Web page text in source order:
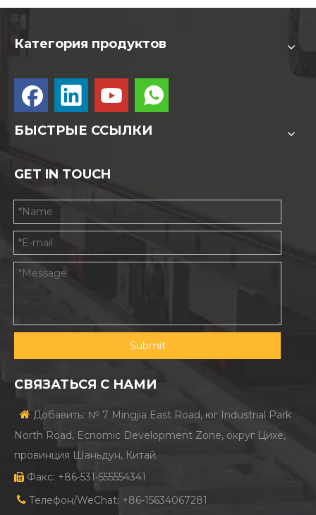
Категория продуктов
БЫСТРЫЕ ССЫЛКИ
GET IN TOUCH
Submit
СВЯЗАТЬСЯ С НАМИ
 Добавить: № 7 Mingjia East Road, юг Industrial Park
North Road, Ecnomic Development Zone, округ Цихе,
провинция Шаньдун, Китай.
 Факс: +86-531-555554341
 Телефон/WeChat: +86-15634067281